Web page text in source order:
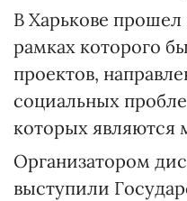
В Харькове прошел
рамках которого
проектов,
социальных
которых являются
Организатором
выступили